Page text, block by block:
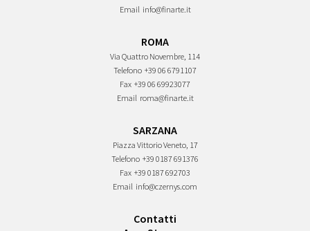
Email info@finarte.it
ROMA
Via Quattro Novembre, 114
Telefono +39 06 6791107
Fax +39 06 69923077
Email roma@finarte.it
SARZANA
Piazza Vittorio Veneto, 17
Telefono +39 0187 691376
Fax +39 0187 692703
Email info@czernys.com
Contatti